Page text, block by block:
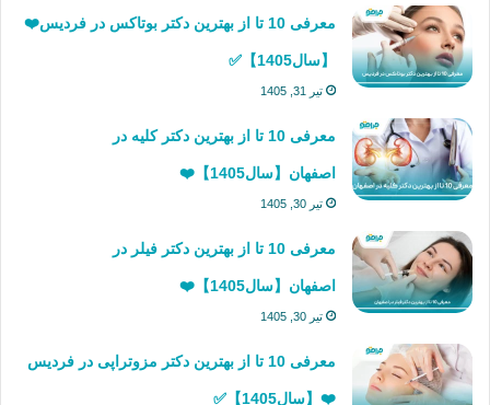
معرفی 10 تا از بهترین دکتر بوتاکس در فردیس❤️
【سال1405】✅
تیر 31, 1405
معرفی 10 تا از بهترین دکتر کلیه در
اصفهان【سال1405】❤️
تیر 30, 1405
معرفی 10 تا از بهترین دکتر فیلر در
اصفهان【سال1405】❤️
تیر 30, 1405
معرفی 10 تا از بهترین دکتر مزوتراپی در فردیس
❤️【سال1405】✅